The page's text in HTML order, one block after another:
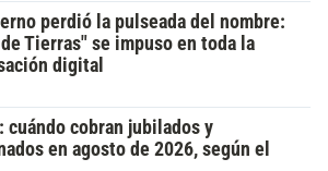
perdió la pulseada del nombre:
de Tierras" se impuso en toda la
digital
cuándo cobran jubilados y
en agosto de 2026, según el